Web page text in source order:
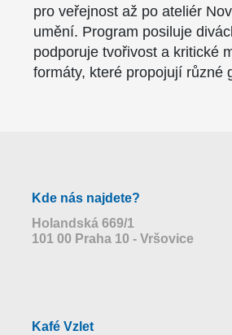
pro veřejnost až po ateliér
umění. Program posiluje
podporuje tvořivost a kritické
formáty, které propojují různé
Kde nás najdete?
Holandská 669/1
101 00 Praha 10 - Vršovice
Kafé Vzlet